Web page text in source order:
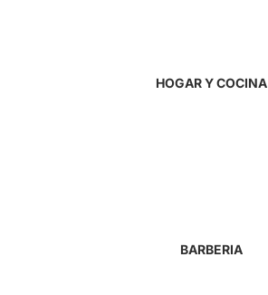
HOGAR Y COCINA
BARBERIA